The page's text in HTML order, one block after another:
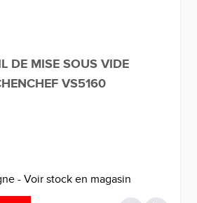
DE MISE SOUS VIDE
VS5160
- Voir stock en magasin